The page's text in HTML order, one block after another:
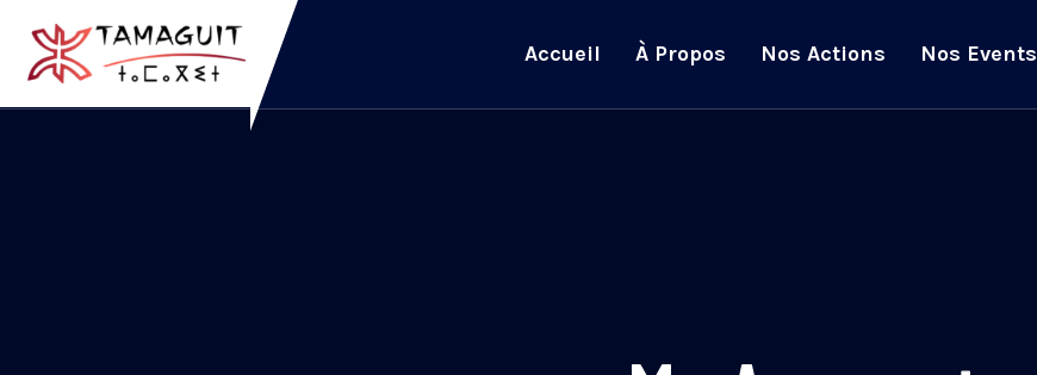
Accueil À Propos Nos Actions Nos Events